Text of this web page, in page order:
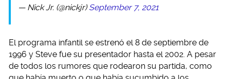
— Nick Jr. (@nickjr)September 7, 2021
El programa infantil se estrenó el 8 de septiembre de
1996 y Steve fue su presentador hasta el 2002. A pesar
de todos los rumores que rodearon su partida, como